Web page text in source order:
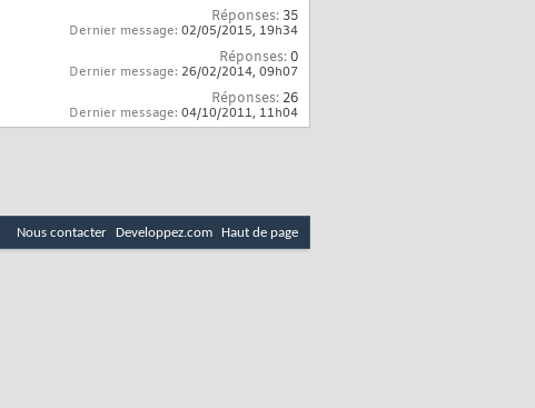
Réponses: 35
Dernier message: 02/05/2015, 19h34
Réponses:0
Dernier message: 26/02/2014, 09h07
Réponses: 26
Dernier message: 04/10/2011, 11h04
Nous contacter Developpez.com Haut de page